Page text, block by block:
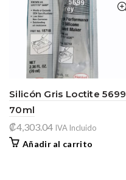
Silicón Gris Loctite 5699
70ml
₡4,303.04 IVA Incluido
Añadir al carrito